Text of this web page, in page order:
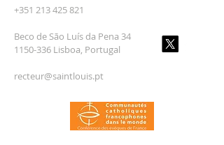
+351 213 425 821
Beco de São Luís da Pena 34
1150-336 Lisboa, Portugal
recteur@saintlouis.pt